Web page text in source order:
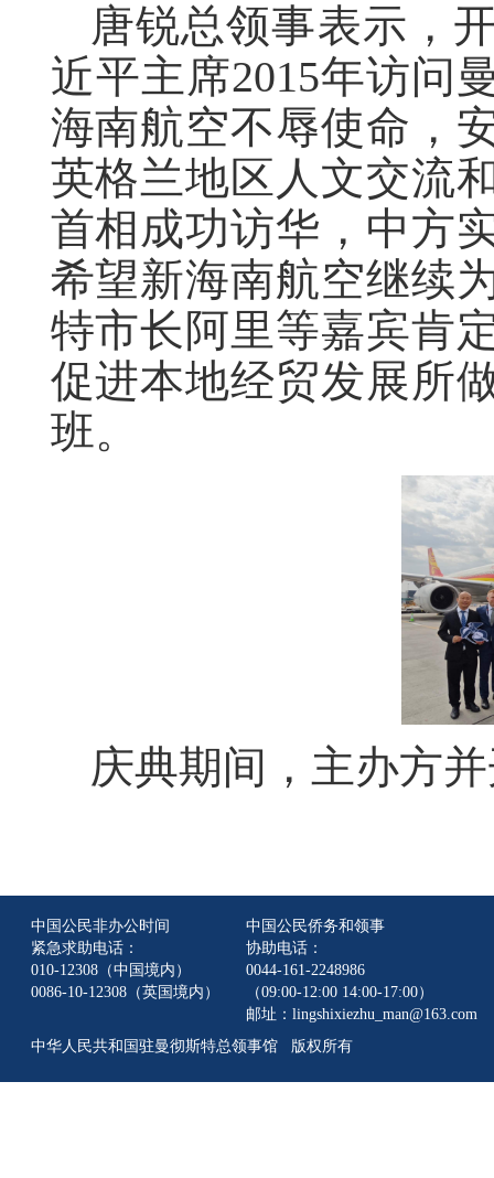
唐锐总领事表示，
近平主席2015年访问
海南航空不辱使命，
英格兰地区人文交流
首相成功访华，中方
希望新海南航空继续
特市长阿里等嘉宾肯
促进本地经贸发展所
班。
庆典期间，主办方
中国公民非办公时间
紧急求助电话：
010-12308（中国境内）
0086-10-12308（英国境内）
中国公民侨务和领事
协助电话：
0044-161-2248986
（09:00-12:00 14:00-17:00）
邮址：lingshixiezhu_man@163.com
中华人民共和国驻曼彻斯特总领事馆 版权所有